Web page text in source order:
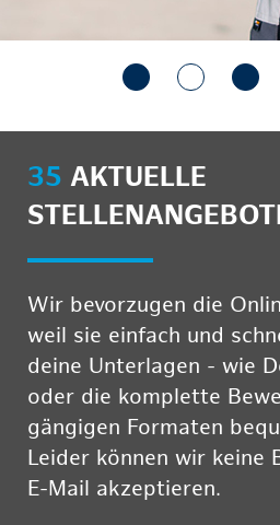
35 AKTUELLE
Wir bevorzugen die
weil sie einfach und
deine Unterlagen - wie
oder die komplette
gängigen Formaten
Leider können wir keine
E-Mail akzeptieren.